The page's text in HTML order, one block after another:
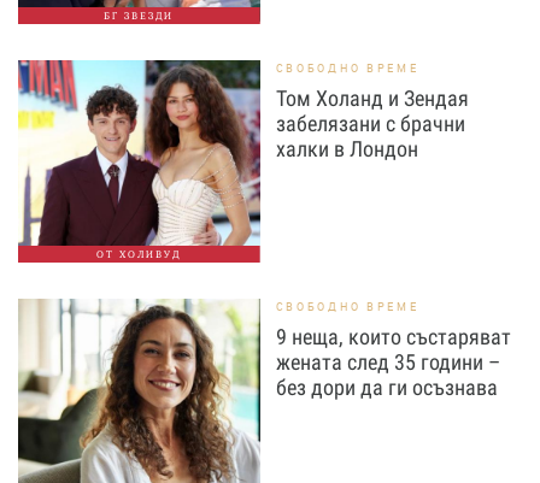
БГ ЗВЕЗДИ
ОТ ХОЛИВУД
СВОБОДНО ВРЕМЕ
Том Холанд и Зендая
забелязани с брачни
халки в Лондон
СВОБОДНО ВРЕМЕ
9 неща, които състаряват
жената след 35 години –
без дори да ги осъзнава